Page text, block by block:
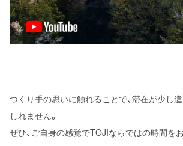
つくり手の思いに触れることで、滞在が少し
しれません。
ぜひ、ご自身の感覚でTOJIならではの時間を